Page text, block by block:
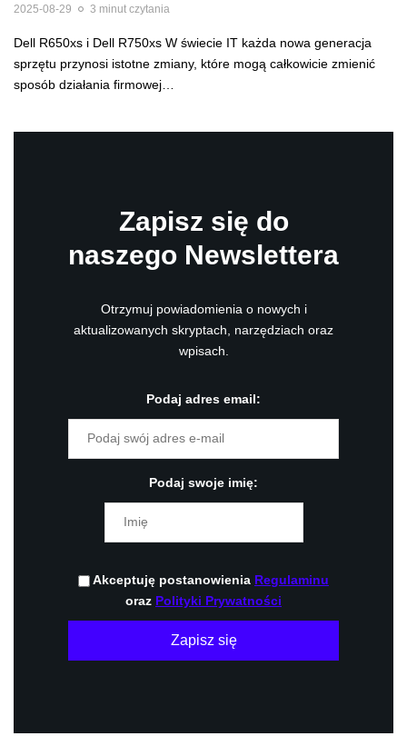
2025-08-29 3 minut czytania
Dell R650xs i Dell R750xs W świecie IT każda nowa generacja
sprzętu przynosi istotne zmiany, które mogą całkowicie zmienić
sposób działania firmowej…
Zapisz się do
naszego Newslettera
Otrzymuj powiadomienia o nowych i
aktualizowanych skryptach, narzędziach oraz
wpisach.
Podaj adres email:
Podaj swoje imię:
Akceptuję postanowienia Regulaminu
oraz Polityki Prywatności
Zapisz się